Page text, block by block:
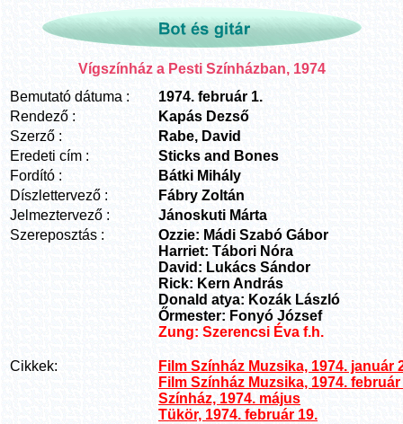
Vígszínháza Pesti Színházban, 1974
Bemutató dátuma :
1974. február 1.
Rendező :
Kapás Dezső
Szerző :
Rabe, David
Eredeti cím :
Sticks and Bones
Fordító :
Bátki Mihály
Díszlettervező :
Fábry Zoltán
Jelmeztervező :
Jánoskuti Márta
Szereposztás :
Ozzie: Mádi Szabó Gábor
Harriet: Tábori Nóra
David: Lukács Sándor
Rick: Kern András
Donald atya: Kozák László
Őrmester: Fonyó József
Zung: Szerencsi Éva f.h.
Cikkek:
Film Színház Muzsika, 1974. január
Film Színház Muzsika, 1974. február
Színház, 1974. május
Tükör, 1974. február 19.